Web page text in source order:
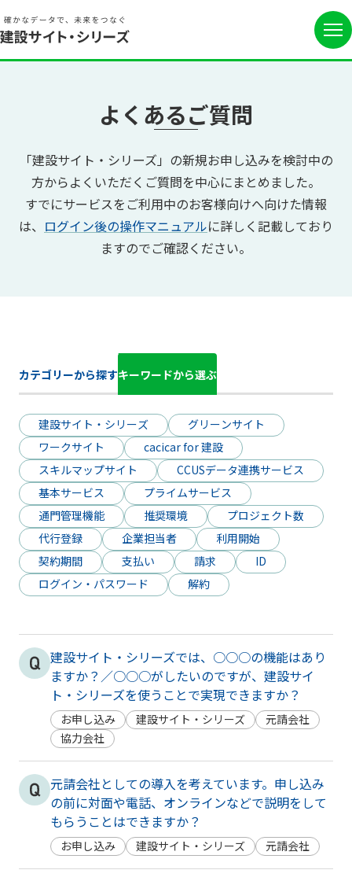
よくあるご質問
「建設サイト・シリーズ」の新規お申し込みを検討中の
方からよくいただくご質問を中心にまとめました。
すでにサービスをご利用中のお客様向けへ向けた情報
は、 ログイン後の操作マニュアルに詳しく記載しており
ますのでご確認ください。
カテゴリーから探すキーワードから選ぶ
建設サイト・シリーズ
グリーンサイト
ワークサイト
cacicar for 建設
スキルマップサイト
CCUSデータ連携サービス
基本サービス
プライムサービス
通門管理機能
推奨環境
プロジェクト数
代行登録
企業担当者
利用開始
契約期間
支払い 請求
ID
ログイン・パスワード
解約
建設サイト・シリーズでは、○○○の機能はあり
ますか？／○○○がしたいのですが、建設サイ
ト・シリーズを使うことで実現できますか？
お申し込み 建設サイト・シリーズ
元請会社
協力会社
元請会社としての導入を考えています。申し込み
の前に対面や電話、オンラインなどで説明をして
もらうことはできますか？
お申し込み 建設サイト・シリーズ 元請会社